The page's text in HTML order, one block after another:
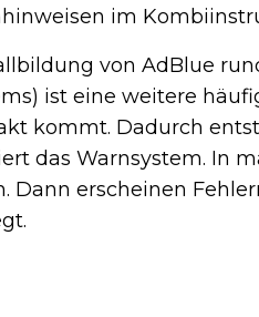
im
von AdBlue
ist eine weitere
kommt. Dadurch
das Warnsystem. In
Dann erscheinen